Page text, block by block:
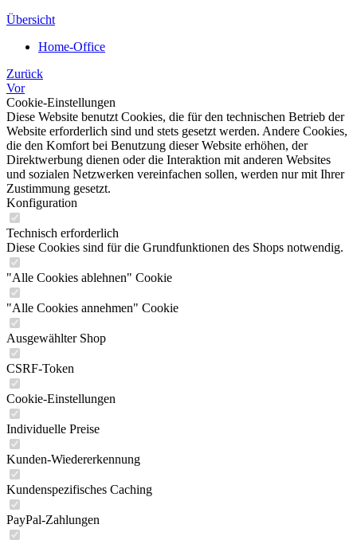
Übersicht
Home-Office
Zurück
Vor
Cookie-Einstellungen
Diese Website benutzt Cookies, die für den technischen Betrieb der
Website erforderlich sind und stets gesetzt werden. Andere Cookies,
die den Komfort bei Benutzung dieser Website erhöhen, der
Direktwerbung dienen oder die Interaktion mit anderen Websites
und sozialen Netzwerken vereinfachen sollen, werden nur mit Ihrer
Zustimmung gesetzt.
Konfiguration
Technisch erforderlich
Diese Cookies sind für die Grundfunktionen des Shops notwendig.
"Alle Cookies ablehnen" Cookie
"Alle Cookies annehmen" Cookie
Ausgewählter Shop
CSRF-Token
Cookie-Einstellungen
Individuelle Preise
Kunden-Wiedererkennung
Kundenspezifisches Caching
PayPal-Zahlungen